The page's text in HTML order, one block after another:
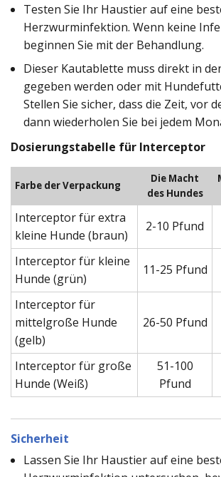
Testen Sie Ihr Haustier auf eine
Herzwurminfektion. Wenn keine
beginnen Sie mit der Behandlung.
Dieser Kautablette muss direkt in
gegeben werden oder mit
Stellen Sie sicher, dass die Zeit, vor
dann wiederholen Sie bei jedem
Dosierungstabelle für Interceptor
Farbe der Verpackung
Die Macht
des Hundes
Interceptor für extra
kleine Hunde (braun)
2-10 Pfund
Interceptor für kleine
Hunde (grün)
11-25 Pfund
Interceptor für
mittelgroße Hunde
(gelb)
26-50 Pfund
Interceptor für große
Hunde (Weiß)
51-100
Pfund
Sicherheit
Lassen Sie Ihr Haustier auf eine